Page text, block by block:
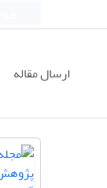
ارسال مقاله